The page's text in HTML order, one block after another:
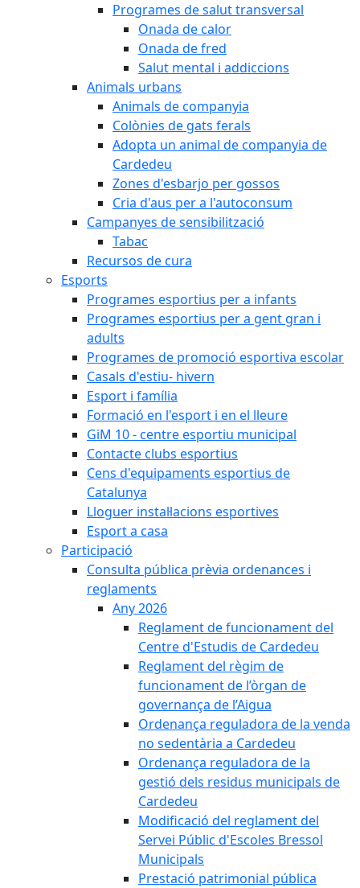
Programes de salut transversal
Onada de calor
Onada de fred
Salut mental i addiccions
Animals urbans
Animals de companyia
Colònies de gats ferals
Adopta un animal de companyia de
Cardedeu
Zones d'esbarjo per gossos
Cria d'aus per a l'autoconsum
Campanyes de sensibilització
Tabac
Recursos de cura
Esports
Programes esportius per a infants
Programes esportius per a gent gran i
adults
Programes de promoció esportiva escolar
Casals d'estiu- hivern
Esport i família
Formació en l'esport i en el lleure
GiM 10 - centre esportiu municipal
Contacte clubs esportius
Cens d'equipaments esportius de
Catalunya
Lloguer instal·lacions esportives
Esport a casa
Participació
Consulta pública prèvia ordenances i
reglaments
Any 2026
Reglament de funcionament del
Centre d'Estudis de Cardedeu
Reglament del règim de
funcionament de l’òrgan de
governança de l’Aigua
Ordenança reguladora de la venda
no sedentària a Cardedeu
Ordenança reguladora de la
gestió dels residus municipals de
Cardedeu
Modificació del reglament del
Servei Públic d'Escoles Bressol
Municipals
Prestació patrimonial pública